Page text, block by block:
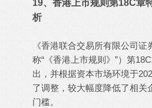
19、香港上市规则第18C章
析
《香港联合交易所有限公司
称“《香港上市规则》”）第
出，并根据资本市场环境于
了调整，较大幅度降低了相关
门槛。